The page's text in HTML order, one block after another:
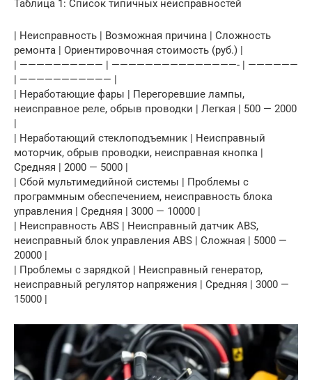
Таблица 1: Список типичных неисправностей
| Неисправность | Возможная причина | Сложность
ремонта | Ориентировочная стоимость (руб.) |
| —————————— | ———————————————- | ——————
| ——————————— |
| Неработающие фары | Перегоревшие лампы,
неисправное реле, обрыв проводки | Легкая | 500 — 2000
|
| Неработающий стеклоподъемник | Неисправный
моторчик, обрыв проводки, неисправная кнопка |
Средняя | 2000 — 5000 |
| Сбой мультимедийной системы | Проблемы с
программным обеспечением, неисправность блока
управления | Средняя | 3000 — 10000 |
| Неисправность ABS | Неисправный датчик ABS,
неисправный блок управления ABS | Сложная | 5000 —
20000 |
| Проблемы с зарядкой | Неисправный генератор,
неисправный регулятор напряжения | Средняя | 3000 —
15000 |